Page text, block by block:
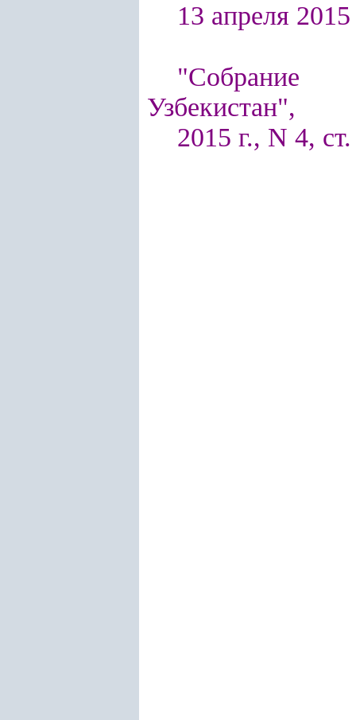
13 апреля
"Собрание
Узбекистан",
2015 г., N 4,